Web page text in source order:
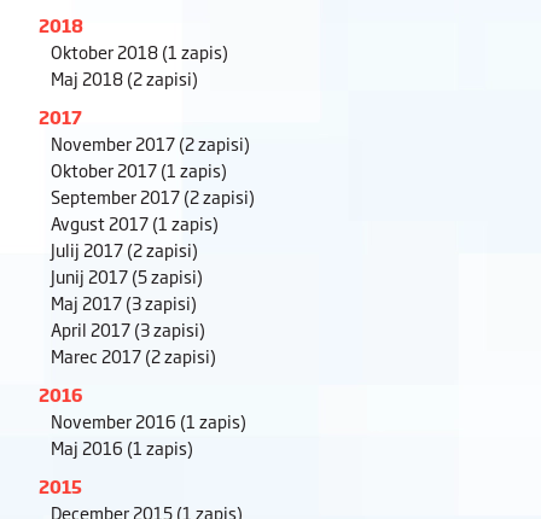
2018
Oktober 2018(1 zapis)
Maj 2018(2 zapisi)
2017
November 2017(2 zapisi)
Oktober 2017(1 zapis)
September 2017(2 zapisi)
Avgust 2017(1 zapis)
Julij 2017(2 zapisi)
Junij 2017(5 zapisi)
Maj 2017(3 zapisi)
April 2017(3 zapisi)
Marec 2017(2 zapisi)
2016
November 2016 (1 zapis)
Maj 2016 (1 zapis)
2015
December 2015(1 zapis)